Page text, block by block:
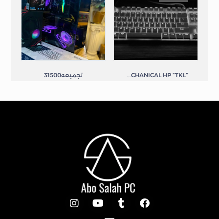
“KEYBOARD MECHANICAL HP “TKL تجميعه31500